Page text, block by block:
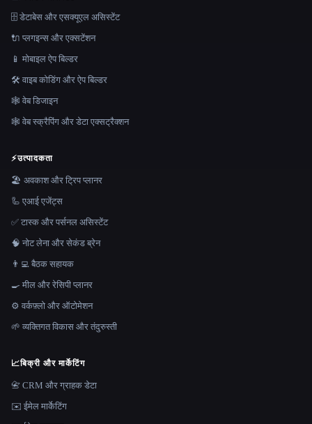
🗄️ डेटाबेस और एसक्यूएल असिस्टेंट
🔌 प्लगइन्स और एक्सटेंशन
📱 मोबाइल ऐप बिल्डर
🛠️ वाइब कोडिंग और ऐप बिल्डर
🕸 वेब डिजाइन
🕸️ वेब स्क्रैपिंग और डेटा एक्सट्रैक्शन
⚡उत्पादकता
🏖 अवकाश और ट्रिप प्लानर
🦾 एआई एजेंट्स
✅ टास्क और पर्सनल असिस्टेंट
🧠 नोट लेना और सेकंड ब्रेन
👨‍💻 बैठक सहायक
🍳 मील और रेसिपी प्लानर
⚙️ वर्कफ़्लो और ऑटोमेशन
🌱 व्यक्तिगत विकास और तंदुरुस्ती
📈बिक्री और मार्केटिंग
📇 CRM और ग्राहक डेटा
✉️ ईमेल मार्केटिंग